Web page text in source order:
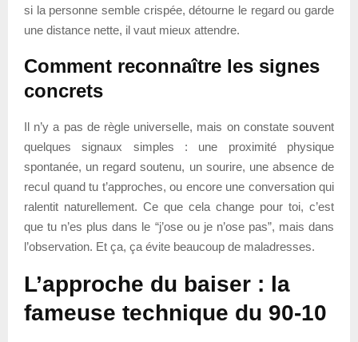
si la personne semble crispée, détourne le regard ou garde
une distance nette, il vaut mieux attendre.
Comment reconnaître les signes
concrets
Il n’y a pas de règle universelle, mais on constate souvent
quelques signaux simples : une proximité physique
spontanée, un regard soutenu, un sourire, une absence de
recul quand tu t’approches, ou encore une conversation qui
ralentit naturellement. Ce que cela change pour toi, c’est
que tu n’es plus dans le “j’ose ou je n’ose pas”, mais dans
l’observation. Et ça, ça évite beaucoup de maladresses.
L’approche du baiser : la
fameuse technique du 90-10